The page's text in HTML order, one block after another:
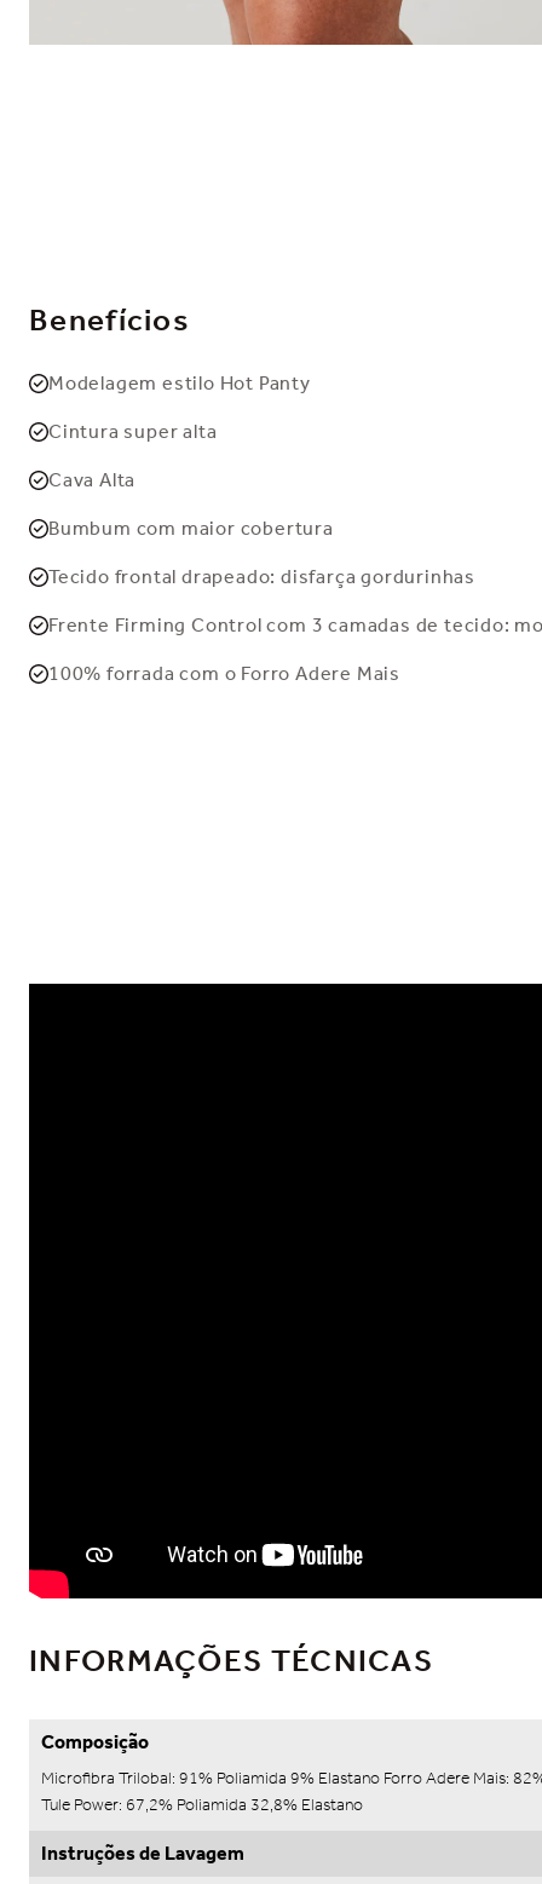
Benefícios
Modelagem estilo Hot Panty
Cintura super alta
Cava Alta
Bumbum com maior cobertura
Tecido frontal drapeado: disfarça gordurinhas
Frente Firming Control com 3 camadas de tecido:
100% forrada com o Forro Adere Mais
INFORMAÇÕES TÉCNICAS
Composição
Microfibra Trilobal: 91% Poliamida 9% Elastano Forro Adere Mais:
Tule Power: 67,2% Poliamida 32,8% Elastano
Instruções de Lavagem